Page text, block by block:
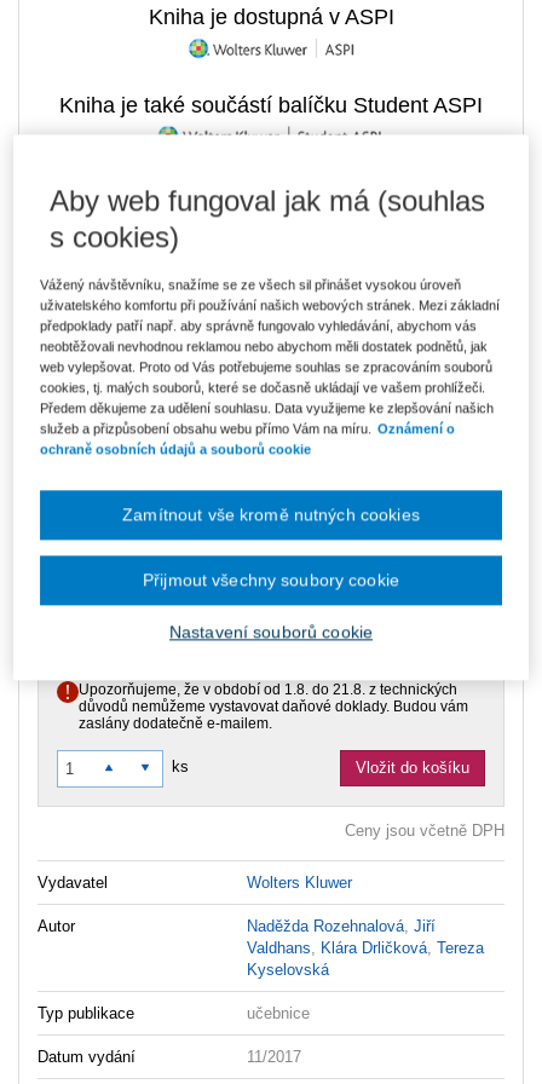
Kniha je dostupná v ASPI
Kniha je také součástí balíčku Student ASPI
433 Kč
Tištěná kniha
Skladem - expedice do 2 pracovních dnů
369 Kč
E-kniha Smarteca + soubory ke stažení
V prodeji - ihned k dispozici
Co je Smarteca?
Kde najdu soubory e-knih?
DMOC 942 Kč
Balíček - Tištěná kniha + E-kniha
Co je Smarteca?
Půjčit si e-knihu online Smarteca
V prodeji - ihned k dispozici
Co je pronájem Smarteca?
Upozorňujeme, že v období od 1.8. do 21.8. z technických
důvodů nemůžeme vystavovat daňové doklady. Budou vám
zaslány dodatečně e-mailem.
ks Vložit do košíku
Ceny jsou včetně DPH
Vydavatel Wolters Kluwer
Autor Naděžda Rozehnalová,Jiří
Valdhans, Klára Drličková,Tereza
Kyselovská
Typ publikace učebnice
Datum vydání 11/2017
Aby web fungoval jak má (souhlas
s cookies)
Vážený návštěvníku, snažíme se ze všech sil přinášet vysokou úroveň
uživatelského komfortu při používání našich webových stránek. Mezi základní
předpoklady patří např. aby správně fungovalo vyhledávání, abychom vás
neobtěžovali nevhodnou reklamou nebo abychom měli dostatek podnětů, jak
web vylepšovat. Proto od Vás potřebujeme souhlas se zpracováním souborů
cookies, tj. malých souborů, které se dočasně ukládají ve vašem prohlížeči.
Předem děkujeme za udělení souhlasu. Data využijeme ke zlepšování našich
služeb a přizpůsobení obsahu webu přímo Vám na míru. Oznámení o
ochraně osobních údajů a souborů cookie
Nastavení souborů cookie
Zamítnout vše kromě nutných cookies
Přijmout všechny soubory cookie